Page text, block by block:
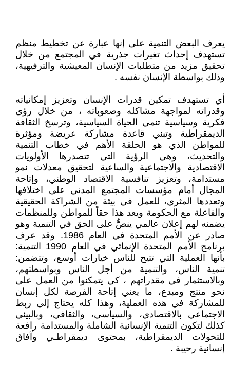
يعرف البعض التنمية على إنها عبارة عن تخطيط منظم
تستهدف إحداث تغيرات جذرية في المجتمع من خلال
تحقيق مزيد من متطلبات الإنسان المعيشية والترفيهية،
وذلك بواسطة الإنسان نفسه .
أي تستهدف تمكين قدرات الإنسان وتعزيز إمكانياته
وقدراته لمواجهة مشاكله وصعوباته ، من خلال رؤى
فكرية وسياسية تنمي الحياة السياسية، وترسخ الثقافة
الديمقراطية وتبني قاعدة مشاركة عريضة ومؤثرة
للمواطن الذي هو الحلقة الأهم في خطاب التنمية
والتحديث، وهي الرؤية التي تتصدرها الأولويات
الاقتصادية والاجتماعية والساعية لتحقيق معدلات نمو
مستدامة، وتعزيز تنافسية الاقتصاد الوطني، وإتاحة
المجال أمام مؤسسات المجتمع المدني على اختلافها
وتعددها المثري، للعمل في بيئة من الشراكة الحقيقية
والفاعلة مع الحكومة ويعد هذا حقاً للمواطن وللمنظمات
يضمنه لهم إعلان عالمي ينصُّ على الحق في التنمية وهو
صادر عن الأمم المتحدة في العام 1986. وقد عرف
برنامج الأمم المتحدة الإنمائي في العام 1990 التنمية:
بأنها العملية التي تتيح للناس خيارات أوسع، وتتضمن:
تنمية الناس، والتنمية من أجل الناس وبواسطتهم،
وبالاستثمار في مقدراتهم ، كي يتمكنوا من العمل على
نحو منتج ومبدع، ما يعني إتاحة الفرصة لكل إنسان
للمشاركة في هذه العملية، وهذا كله يحتاج إلى ربط
الاجتماعي بالاقتصادي، والسياسي، والثقافي، وبالبيئي
كذلك لتكون التنمية الإنسانية الشاملة والمستدامة رافعة
للتحولات الديمقراطية، بمحتوى ديمقراطـي وآفاق
إنسانية رحيبة .